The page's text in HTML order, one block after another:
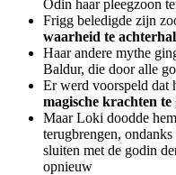
Odin haar pleegzoon
Frigg beledigde zijn
waarheid te
Haar andere mythe
Baldur, die door alle
Er werd voorspeld dat
magische krachten
Maar Loki doodde
terugbrengen,
sluiten met de godin
opnieuw